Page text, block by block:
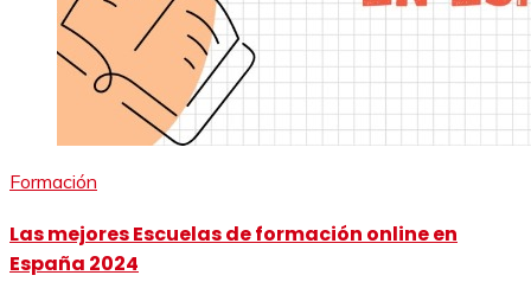
Formación
Las mejores Escuelas de formación online en
España 2024